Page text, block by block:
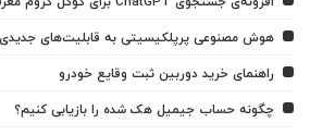
هوش مصنوعی پرپلکیسیتی به قابلیت‌های
راهنمای خرید دوربین ثبت وقایع خودرو
چگونه حساب جیمیل هک شده را بازیابی کنیم؟